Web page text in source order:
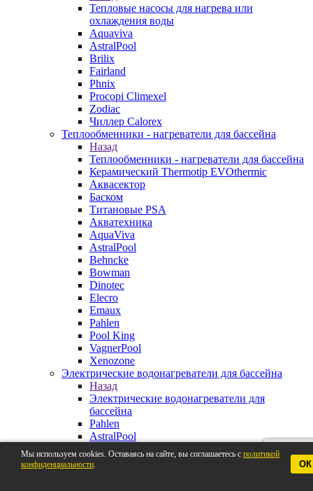
Тепловые насосы для нагрева или
охлаждения воды
Aquaviva
AstralPool
Brilix
Fairland
Phnix
Procopi Climexel
Zodiac
Чиллер Calorex
Теплообменники - нагреватели для бассейна
Назад
Теплообменники - нагреватели для бассейна
Керамический Thermotip EVOthermic
Аквасектор
Баском
Титановые PSA
Акватехника
AquaViva
AstralPool
Behncke
Bowman
Dinotec
Elecro
Emaux
Pahlen
Pool King
VagnerPool
Xenozone
Электрические водонагреватели для бассейна
Назад
Электрические водонагреватели для
бассейна
Pahlen
AstralPool
Aquaviva
Behncke
Мы используем cookies. Оставаясь на сайте, вы соглашаетесь с политикой
конфиденциальности. ОК